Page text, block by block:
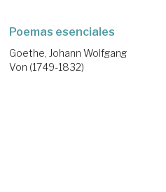
Poemas esenciales
Goethe, Johann Wolfgang
Von (1749-1832)